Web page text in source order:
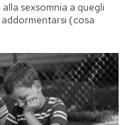
sexsomnia a quegli
(cosa